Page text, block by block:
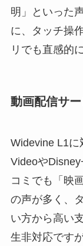
明」といった
に、タッチ操
リでも直感的
動画配信サ
Widevine L1に
Videoや
コミでも「映
の声が多く、
い方から高い
生非対応です